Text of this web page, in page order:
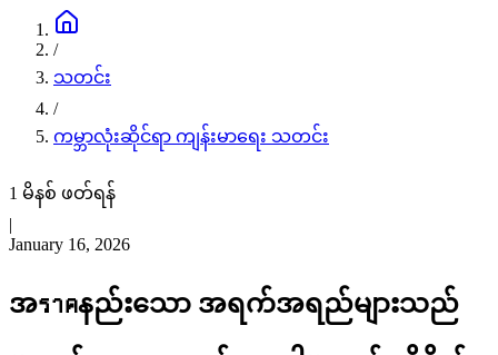
/
သတင်း
/
ကမ္ဘာလုံးဆိုင်ရာ ကျန်းမာရေး သတင်း
1 မိနစ် ဖတ်ရန်
|
January 16, 2026
အราคနည်းသော အရက်အရည်များသည်